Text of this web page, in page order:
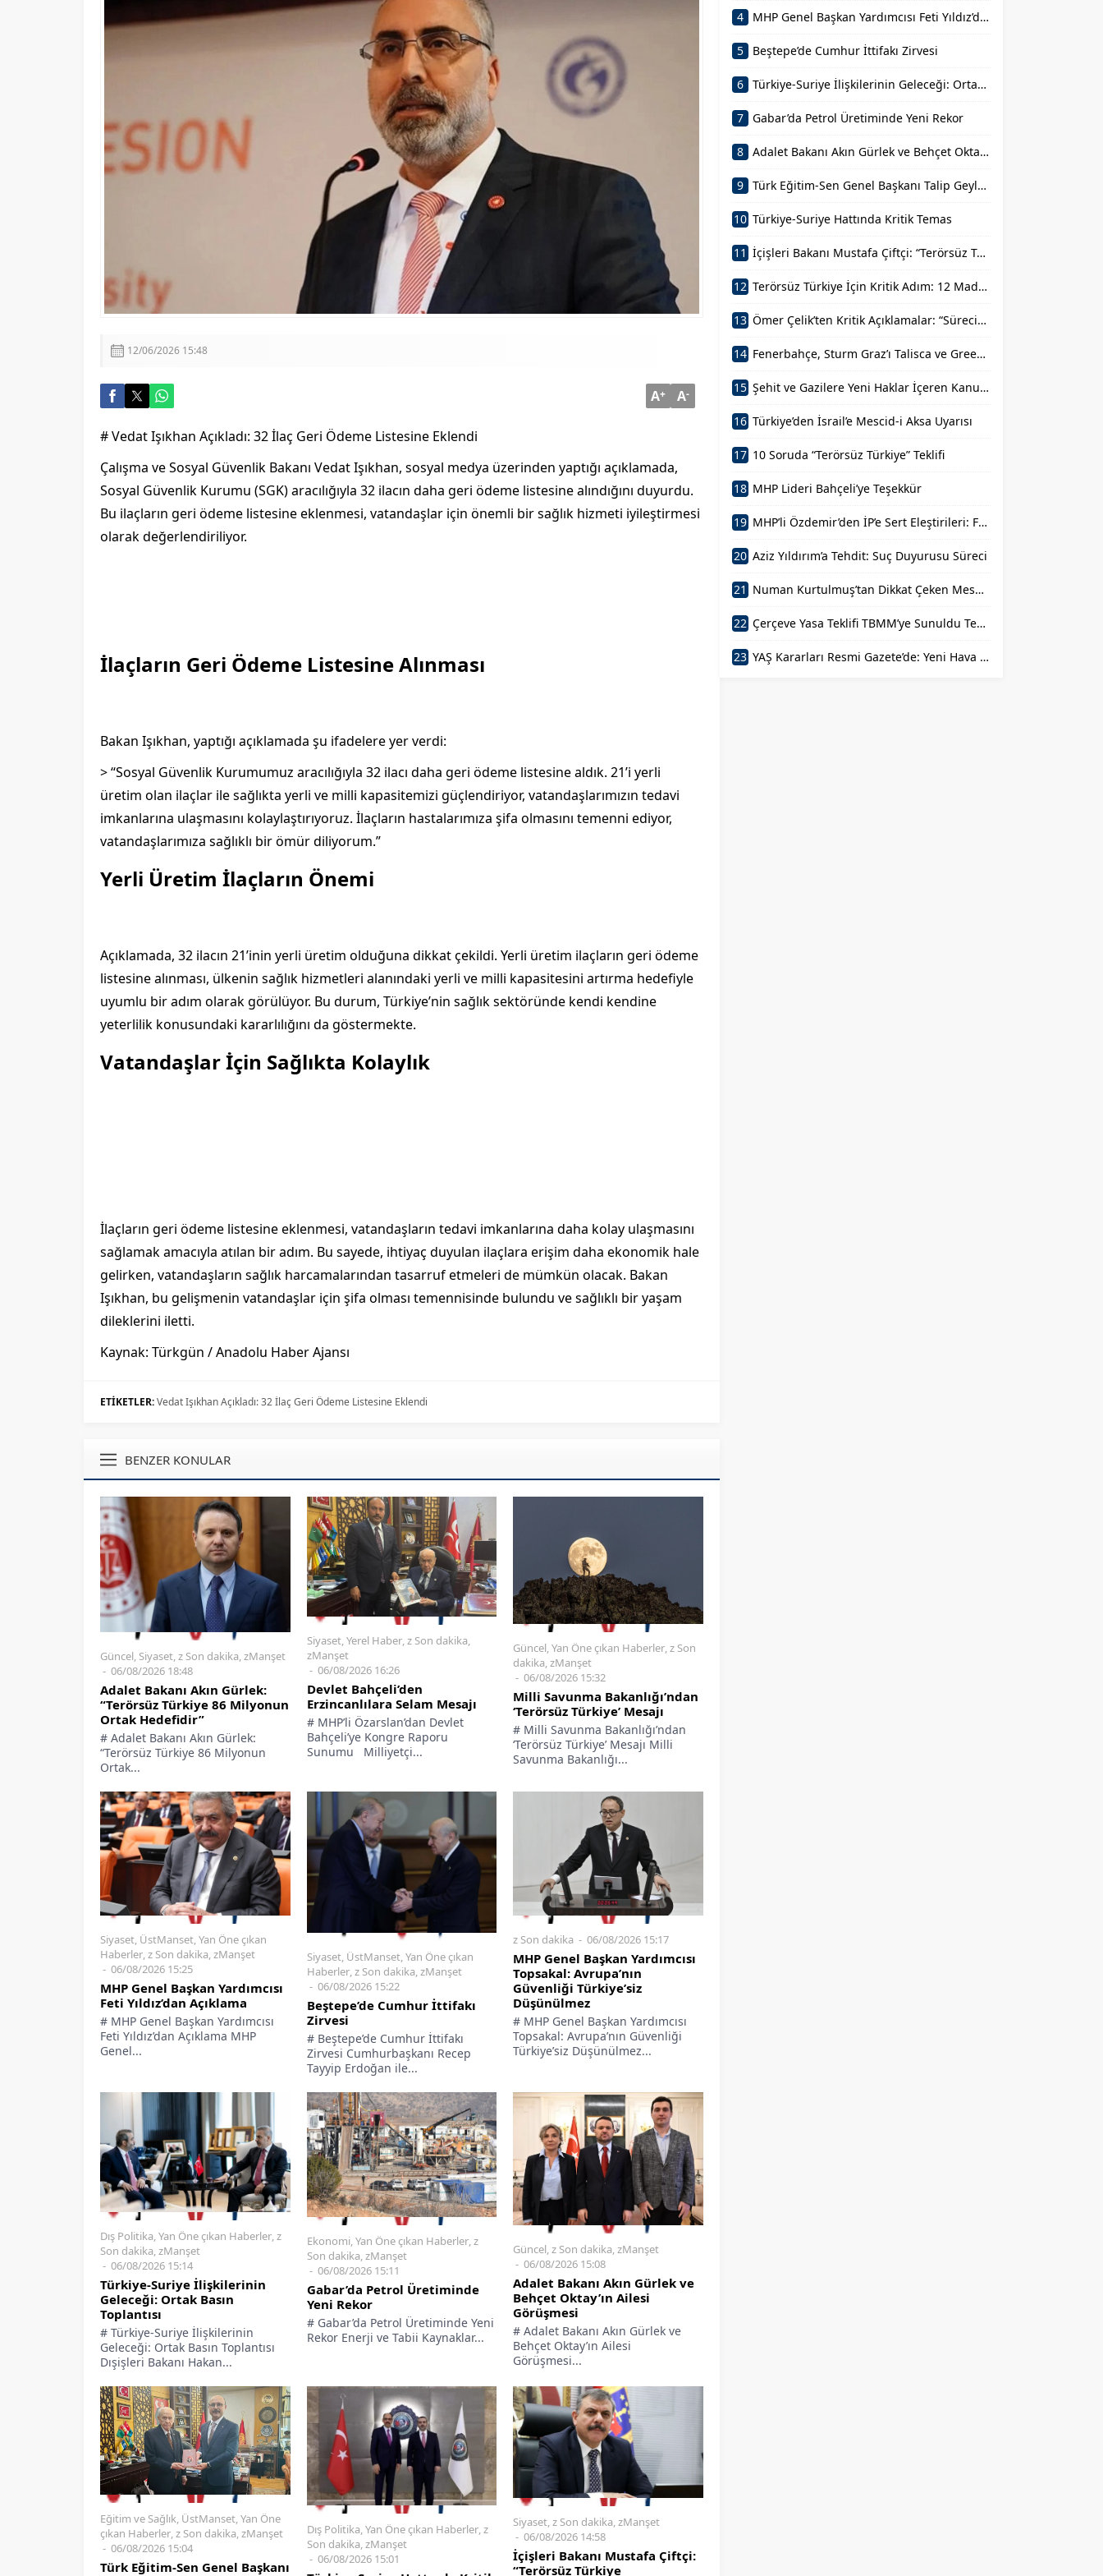
Adalet Bakanı Akın Gürlek: “Terörsüz Türkiye 86 Milyonun Ortak Hedefidir”
12/06/2026 15:48
A+ A-
# Vedat Işıkhan Açıkladı: 32 İlaç Geri Ödeme Listesine Eklendi
Çalışma ve Sosyal Güvenlik Bakanı Vedat Işıkhan, sosyal medya üzerinden yaptığı açıklamada,
Sosyal Güvenlik Kurumu (SGK) aracılığıyla 32 ilacın daha geri ödeme listesine alındığını duyurdu.
Bu ilaçların geri ödeme listesine eklenmesi, vatandaşlar için önemli bir sağlık hizmeti iyileştirmesi
olarak değerlendiriliyor.
İlaçların Geri Ödeme Listesine Alınması
Bakan Işıkhan, yaptığı açıklamada şu ifadelere yer verdi:
> “Sosyal Güvenlik Kurumumuz aracılığıyla 32 ilacı daha geri ödeme listesine aldık. 21’i yerli
üretim olan ilaçlar ile sağlıkta yerli ve milli kapasitemizi güçlendiriyor, vatandaşlarımızın tedavi
imkanlarına ulaşmasını kolaylaştırıyoruz. İlaçların hastalarımıza şifa olmasını temenni ediyor,
vatandaşlarımıza sağlıklı bir ömür diliyorum.”
Yerli Üretim İlaçların Önemi
Açıklamada, 32 ilacın 21’inin yerli üretim olduğuna dikkat çekildi. Yerli üretim ilaçların geri ödeme
listesine alınması, ülkenin sağlık hizmetleri alanındaki yerli ve milli kapasitesini artırma hedefiyle
uyumlu bir adım olarak görülüyor. Bu durum, Türkiye’nin sağlık sektöründe kendi kendine
yeterlilik konusundaki kararlılığını da göstermekte.
Vatandaşlar İçin Sağlıkta Kolaylık
İlaçların geri ödeme listesine eklenmesi, vatandaşların tedavi imkanlarına daha kolay ulaşmasını
sağlamak amacıyla atılan bir adım. Bu sayede, ihtiyaç duyulan ilaçlara erişim daha ekonomik hale
gelirken, vatandaşların sağlık harcamalarından tasarruf etmeleri de mümkün olacak. Bakan
Işıkhan, bu gelişmenin vatandaşlar için şifa olması temennisinde bulundu ve sağlıklı bir yaşam
dileklerini iletti.
Kaynak: Türkgün / Anadolu Haber Ajansı
ETİKETLER:Vedat Işıkhan Açıkladı: 32 İlaç Geri Ödeme Listesine Eklendi
BENZER KONULAR
Güncel, Siyaset,z Son dakika,zManşet
06/08/2026 18:48
Adalet Bakanı Akın Gürlek:
“Terörsüz Türkiye 86 Milyonun
Ortak Hedefidir”
# Adalet Bakanı Akın Gürlek:
“Terörsüz Türkiye 86 Milyonun
Ortak...
Siyaset,Yerel Haber,z Son dakika,
zManşet
06/08/2026 16:26
Devlet Bahçeli’den
Erzincanlılara Selam Mesajı
# MHP’li Özarslan’dan Devlet
Bahçeli’ye Kongre Raporu
Sunumu Milliyetçi...
Güncel,Yan Öne çıkan Haberler,z Son
dakika,zManşet
06/08/2026 15:32
Milli Savunma Bakanlığı’ndan
‘Terörsüz Türkiye’ Mesajı
# Milli Savunma Bakanlığı’ndan
‘Terörsüz Türkiye’ Mesajı Milli
Savunma Bakanlığı...
Siyaset, ÜstManset,Yan Öne çıkan
Haberler,z Son dakika,zManşet
06/08/2026 15:25
MHP Genel Başkan Yardımcısı
Feti Yıldız’dan Açıklama
# MHP Genel Başkan Yardımcısı
Feti Yıldız’dan Açıklama MHP
Genel...
Siyaset, ÜstManset,Yan Öne çıkan
Haberler,z Son dakika,zManşet
06/08/2026 15:22
Beştepe’de Cumhur İttifakı
Zirvesi
# Beştepe’de Cumhur İttifakı
Zirvesi Cumhurbaşkanı Recep
Tayyip Erdoğan ile...
z Son dakika 06/08/2026 15:17
MHP Genel Başkan Yardımcısı
Topsakal: Avrupa’nın
Güvenliği Türkiye’siz
Düşünülmez
# MHP Genel Başkan Yardımcısı
Topsakal: Avrupa’nın Güvenliği
Türkiye’siz Düşünülmez...
Dış Politika Yan Öne çıkan Haberler z
Son dakika zManşet
06/08/2026 15:14
Türkiye-Suriye İlişkilerinin
Geleceği: Ortak Basın
Toplantısı
# Türkiye-Suriye İlişkilerinin
Geleceği: Ortak Basın Toplantısı
Dışişleri Bakanı Hakan...
Ekonomi,Yan Öne çıkan Haberler,z
Son dakika,zManşet
06/08/2026 15:11
Gabar’da Petrol Üretiminde
Yeni Rekor
# Gabar’da Petrol Üretiminde Yeni
Rekor Enerji ve Tabii Kaynaklar...
Güncel,z Son dakika,zManşet
06/08/2026 15:08
Adalet Bakanı Akın Gürlek ve
Behçet Oktay’ın Ailesi
Görüşmesi
# Adalet Bakanı Akın Gürlek ve
Behçet Oktay’ın Ailesi
Görüşmesi...
Eğitim ve Sağlık, ÜstManset,Yan Öne
çıkan Haberler,z Son dakika,zManşet
06/08/2026 15:04
Türk Eğitim-Sen Genel Başkanı
Dış Politika,Yan Öne çıkan Haberler,z
Son dakika,zManşet
06/08/2026 15:01
Siyaset,z Son dakika,zManşet
06/08/2026 14:58
İçişleri Bakanı Mustafa Çiftçi:
“Terörsüz Türkiye
4 MHP Genel Başkan Yardımcısı Feti Yıldız’dan Açıklama
5 Beştepe’de Cumhur İttifakı Zirvesi
6 Türkiye-Suriye İlişkilerinin Geleceği: Ortak Basın Toplantısı
7 Gabar’da Petrol Üretiminde Yeni Rekor
8 Adalet Bakanı Akın Gürlek ve Behçet Oktay’ın Ailesi Görüşmesi
9 Türk Eğitim-Sen Genel Başkanı Talip Geylan’ın Açıklamaları
10 Türkiye-Suriye Hattında Kritik Temas
11 İçişleri Bakanı Mustafa Çiftçi: “Terörsüz Türkiye Devletimizin Sarsılmaz İradesidir”
12 Terörsüz Türkiye İçin Kritik Adım: 12 Maddelik Kanun Teklifi
13 Ömer Çelik’ten Kritik Açıklamalar: “Sürecin En Önemli Aşamasındayız”
14 Fenerbahçe, Sturm Graz’ı Talisca ve Greenwood’la Geçti!
15 Şehit ve Gazilere Yeni Haklar İçeren Kanun Teklifi Komisyondan Geçti
16 Türkiye’den İsrail’e Mescid-i Aksa Uyarısı
17 10 Soruda “Terörsüz Türkiye” Teklifi
18 MHP Lideri Bahçeli’ye Teşekkür
19 MHP’li Özdemir’den İP’e Sert Eleştirileri: FETÖ’nün Siyasal Mühendisi
20 Aziz Yıldırım’a Tehdit: Suç Duyurusu Süreci
21 Numan Kurtulmuş’tan Dikkat Çeken Mesaj: Devlet Aklı ile Millet İrfanı Buluştu
22 Çerçeve Yasa Teklifi TBMM’ye Sunuldu Terörün Tarihe Gömülmesi
23 YAŞ Kararları Resmi Gazete’de: Yeni Hava Kuvvetleri Komutanı Belli Oldu